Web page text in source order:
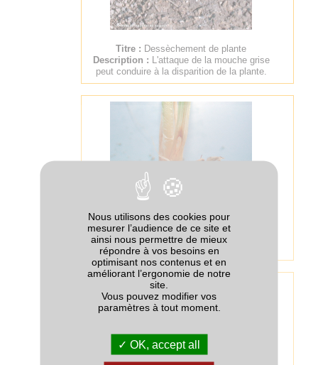
Titre : Dessèchement de plante
Description :
L'attaque de la mouche grise
peut conduire à la disparition de la plante.
Titre :Point de pénétration
Description :Point de pénétration de 1 mm
à la base de la tige, juste au dessus du
plateau de tallage.
Nous utilisons des cookies pour
mesurer l’audience de ce site et
ainsi nous permettre de mieux
répondre à vos besoins en
optimisant nos contenus et en
améliorant l’ergonomie de notre
site.
Vous pouvez modifier vos
paramètres à tout moment.
OK, accept all